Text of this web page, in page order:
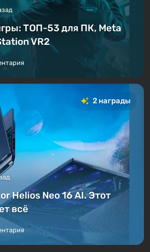
ТОП-53 для ПК, Meta
VR2
2 награды
Helios Neo 16 AI. Этот
всё